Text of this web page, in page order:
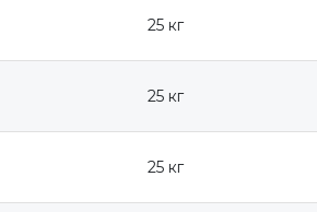
25 кг
25 кг
25 кг